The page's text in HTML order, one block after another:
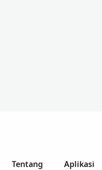
Tentang
Aplikasi